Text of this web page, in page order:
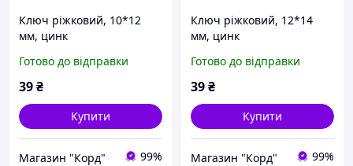
Ключ ріжковий, 10*12
мм, цинк
Готово до відправки
39₴
Купити
Магазин "Корд" 99%
Ключ ріжковий, 12*14
мм, цинк
Готово до відправки
39₴
Купити
Магазин "Корд" 99%